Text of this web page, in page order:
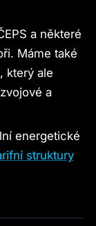
a některé
Máme také
který ale
a
energetické
struktury